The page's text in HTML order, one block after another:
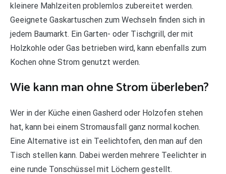
kleinere Mahlzeiten problemlos zubereitet werden.
Geeignete Gaskartuschen zum Wechseln finden sich in
jedem Baumarkt. Ein Garten- oder Tischgrill, der mit
Holzkohle oder Gas betrieben wird, kann ebenfalls zum
Kochen ohne Strom genutzt werden.
Wie kann man ohne Strom überleben?
Wer in der Küche einen Gasherd oder Holzofen stehen
hat, kann bei einem Stromausfall ganz normal kochen.
Eine Alternative ist ein Teelichtofen, den man auf den
Tisch stellen kann. Dabei werden mehrere Teelichter in
eine runde Tonschüssel mit Löchern gestellt.